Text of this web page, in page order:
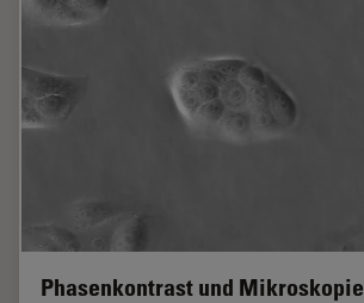
Phasenkontrast und Mikroskopie